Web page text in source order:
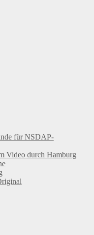
für NSDAP-
Video durch Hamburg